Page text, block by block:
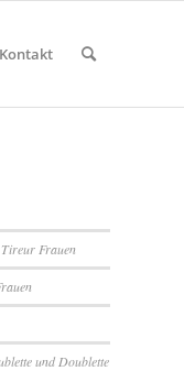
Kontakt
Frauen
und Doublette